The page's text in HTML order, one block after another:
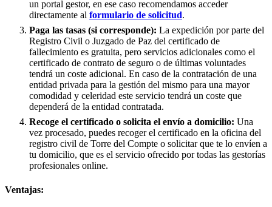
un portal gestor, en ese caso recomendamos acceder
directamente al formulario de solicitud.
Paga las tasas (si corresponde): La expedición por parte del
Registro Civil o Juzgado de Paz del certificado de
fallecimiento es gratuita, pero servicios adicionales como el
certificado de contrato de seguro o de últimas voluntades
tendrá un coste adicional. En caso de la contratación de una
entidad privada para la gestión del mismo para una mayor
comodidad y celeridad este servicio tendrá un coste que
dependerá de la entidad contratada.
Recoge el certificado o solicita el envío a domicilio: Una
vez procesado, puedes recoger el certificado en la oficina del
registro civil de Torre del Compte o solicitar que te lo envíen a
tu domicilio, que es el servicio ofrecido por todas las gestorías
profesionales online.
Ventajas: